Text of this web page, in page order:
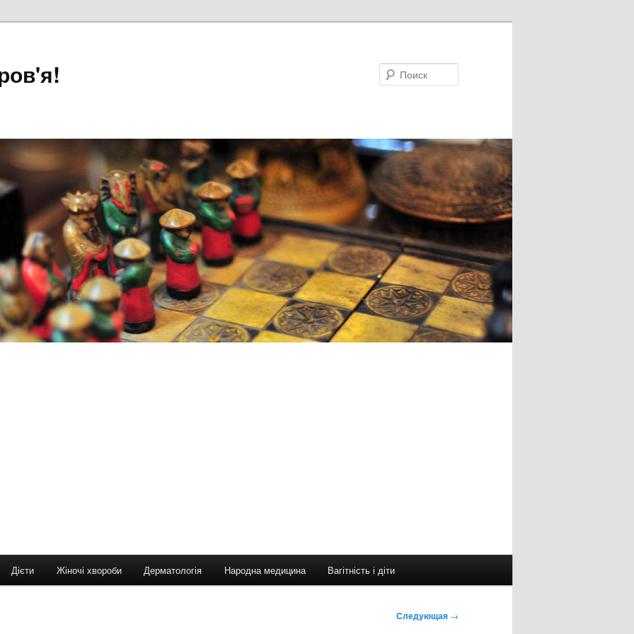
Дієти Жіночі хвороби Дерматологія Народна медицина Вагітність і діти
Следующая →